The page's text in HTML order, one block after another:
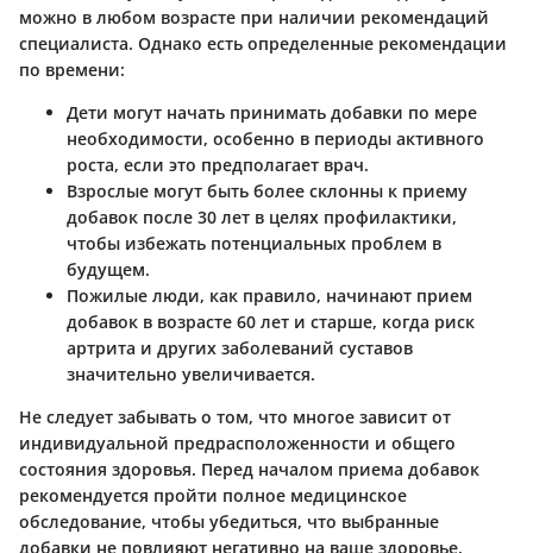
можно в любом возрасте при наличии рекомендаций
специалиста. Однако есть определенные рекомендации
по времени:
Дети могут начать принимать добавки по мере
необходимости, особенно в периоды активного
роста, если это предполагает врач.
Взрослые могут быть более склонны к приему
добавок после 30 лет в целях профилактики,
чтобы избежать потенциальных проблем в
будущем.
Пожилые люди, как правило, начинают прием
добавок в возрасте 60 лет и старше, когда риск
артрита и других заболеваний суставов
значительно увеличивается.
Не следует забывать о том, что многое зависит от
индивидуальной предрасположенности и общего
состояния здоровья. Перед началом приема добавок
рекомендуется пройти полное медицинское
обследование, чтобы убедиться, что выбранные
добавки не повлияют негативно на ваше здоровье.